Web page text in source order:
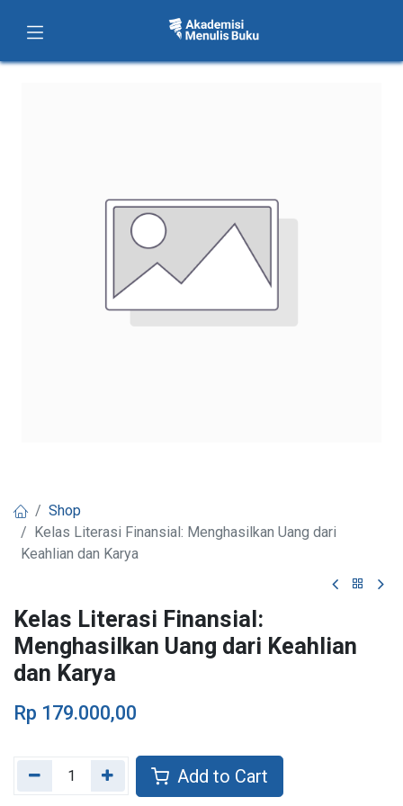
Shop
Kelas Literasi Finansial: Menghasilkan Uang dari
Keahlian dan Karya
Kelas Literasi Finansial:
Menghasilkan Uang dari Keahlian
dan Karya
Rp 179.000,00
Add to Cart